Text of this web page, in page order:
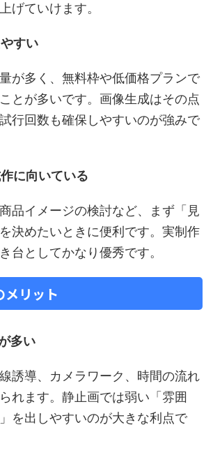
げていけます。
すい
が多く、無料枠や低価格プランで
とが多いです。画像生成はその点
行回数も確保しやすいのが強みで
に向いている
品イメージの検討など、まず「見
決めたいときに便利です。実制作
台としてかなり優秀です。
リット
多い
誘導、カメラワーク、時間の流れ
れます。静止画では弱い「雰囲
を出しやすいのが大きな利点で